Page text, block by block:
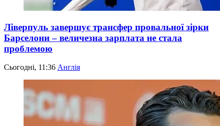
Ліверпуль завершує трансфер провальної зірки
Барселони – величезна зарплата не стала
проблемою
Сьогодні, 11:36 Англія